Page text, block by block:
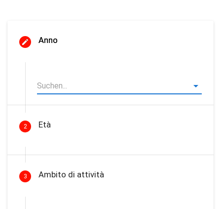
Anno
2 Età
3 Ambito di attività